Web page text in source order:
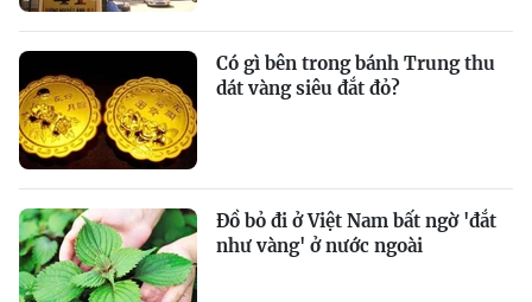
Có gì bên trong bánh Trung thu
dát vàng siêu đắt đỏ?
Đồ bỏ đi ở Việt Nam bất ngờ 'đắt
như vàng' ở nước ngoài